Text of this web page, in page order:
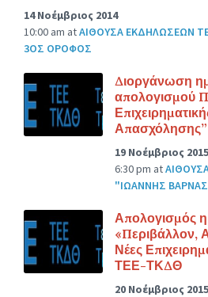
14 Νοέμβριος 2014
10:00 am atΑΙΘΟΥΣΑ ΕΚΔΗΛΩΣΕΩΝ
3ΟΣ ΟΡΟΦΟΣ
Διοργάνωση
απολογισμού
Απασχόλησης”
19 Νοέμβριος 2015
6:30 pm at
"ΙΩΑΝΝΗΣ
Απολογισμός
«Περιβάλλον,
Νέες
ΤΕΕ-ΤΚΔΘ
20 Νοέμβριος 2015